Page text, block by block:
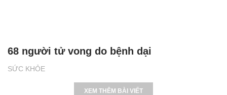
SỨC KHỎE
68 người tử vong do bệnh dại
XEM THÊM BÀI VIẾT